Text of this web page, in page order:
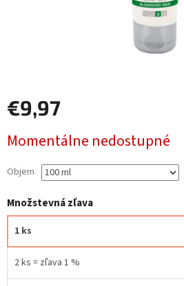
€9,97
cena:
Momentálne nedostupné
Objem
Množstevná zľava
1 ks
2 ks = zľava 1 %